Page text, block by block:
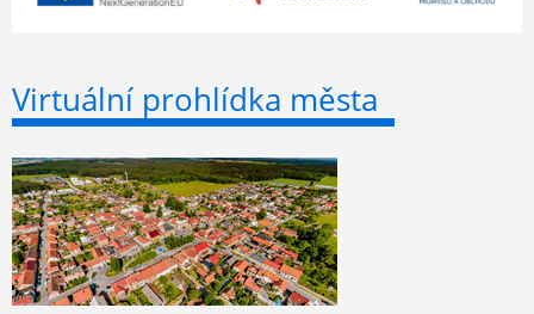
Virtuální prohlídka města